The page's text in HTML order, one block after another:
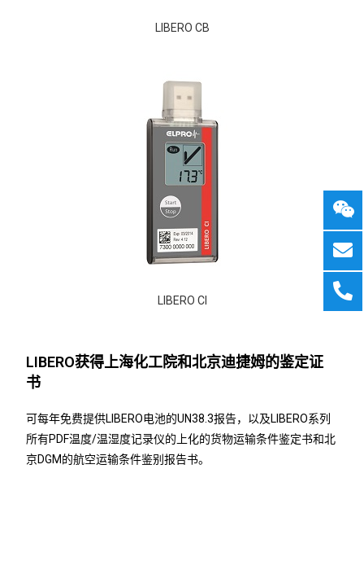
LIBERO CB
LIBERO CI
LIBERO获得上海化工院和北京迪捷姆的鉴定证
书
可每年免费提供LIBERO电池的UN38.3报告，以及LIBERO系列
所有PDF温度/温湿度记录仪的上化的货物运输条件鉴定书和北
京DGM的航空运输条件鉴别报告书。